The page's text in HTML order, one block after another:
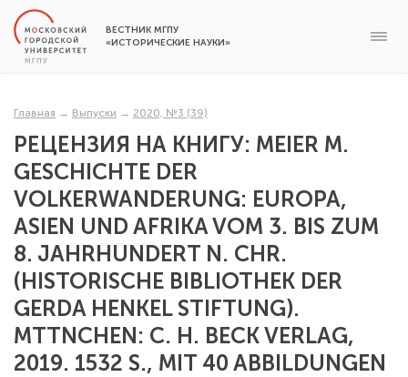
ВЕСТНИК МГПУ
«ИСТОРИЧЕСКИЕ НАУКИ»
Главная → Выпуски → 2020, №3 (39)
РЕЦЕНЗИЯ НА КНИГУ: MEIER M.
GESCHICHTE DER
VOLKERWANDERUNG: EUROPA,
ASIEN UND AFRIKA VOM 3. BIS ZUM
8. JAHRHUNDERT N. CHR.
(HISTORISCHE BIBLIOTHEK DER
GERDA HENKEL STIFTUNG).
MTTNCHEN: C. H. BECK VERLAG,
2019. 1532 S., MIT 40 ABBILDUNGEN